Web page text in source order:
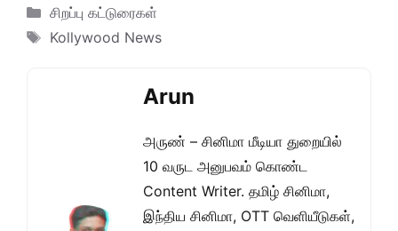
Categories
சிறப்பு கட்டுரைகள்
Tags
Kollywood News
Arun
அருண் – சினிமா மீடியா துறையில்
10 வருட அனுபவம் கொண்ட
Content Writer. தமிழ் சினிமா,
இந்திய சினிமா, OTT வெளியீடுகள்,